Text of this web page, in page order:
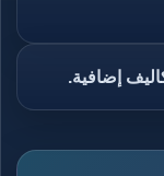
إضافية.